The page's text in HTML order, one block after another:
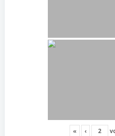
« ‹